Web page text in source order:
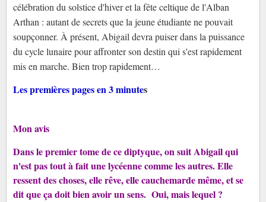
célébration du solstice d'hiver et la fête celtique de l'Alban
Arthan : autant de secrets que la jeune étudiante ne pouvait
soupçonner. À présent, Abigail devra puiser dans la puissance
du cycle lunaire pour affronter son destin qui s'est rapidement
mis en marche. Bien trop rapidement…
Les premières pages en 3 minutes
Mon avis
Dans le premier tome de ce diptyque, on suit Abigail qui
n'est pas tout à fait une lycéenne comme les autres. Elle
ressent des choses, elle rêve, elle cauchemarde même, et se
dit que ça doit bien avoir un sens. Oui, mais lequel ?